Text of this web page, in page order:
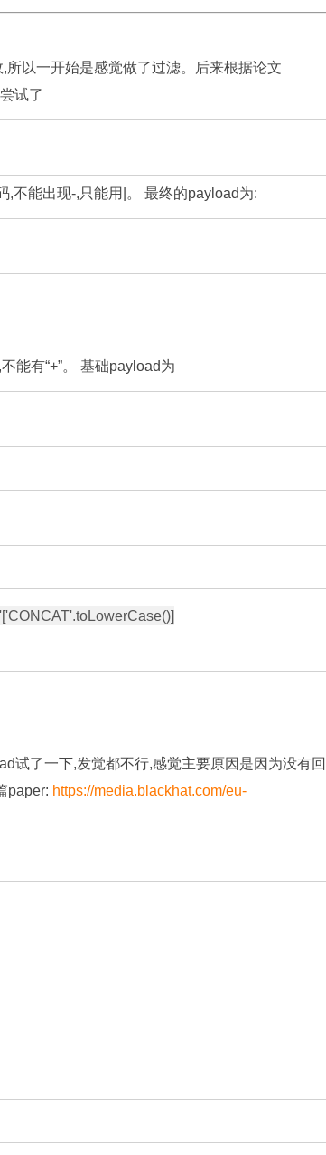
以一开始是感觉做了过滤。后来根据论文
试了
,不能出现-,只能用|。 最终的payload为:
能有“+”。 基础payload为
试了一下,发觉都不行,感觉主要原因是因为没有回
paper: https://media.blackhat.com/eu-